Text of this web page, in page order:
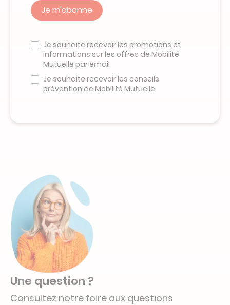
pas
remplir
champ
Je souhaite recevoir les promotions et
informations sur les offres de Mobilité
Mutuelle par email
Je souhaite recevoir les conseils
prévention de Mobilité Mutuelle
Une question ?
Consultez notre foire aux questions